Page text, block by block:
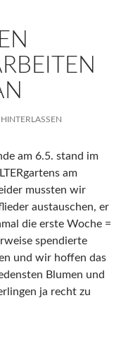
am 6.5. stand im
am
mussten wir
austauschen, er
die erste Woche =
spendierte
und wir hoffen das
Blumen und
ja recht zu